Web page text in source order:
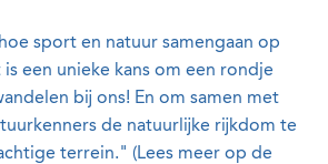
sport en natuur samengaan op
een unieke kans om een rondje
bij ons! En om samen met
de natuurlijke rijkdom te
terrein." (Lees meer op de